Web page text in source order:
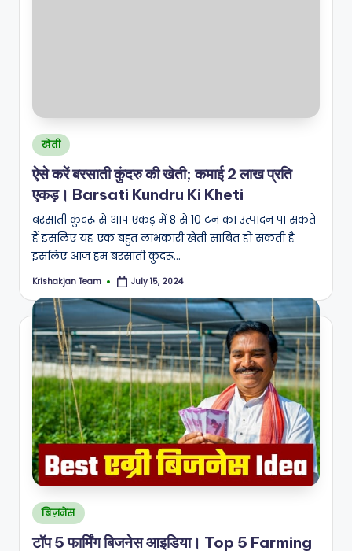
Posted
in
खेती
ऐसे करें बरसाती कुंदरु की खेती; कमाई 2 लाख प्रति
एकड़। Barsati Kundru Ki Kheti
बरसाती कुंदरू से आप एकड़ में 8 से 10 टन का उत्पादन पा सकते
हैं इसलिए यह एक बहुत लाभकारी खेती साबित हो सकती है
इसलिए आज हम बरसाती कुंदरू…
Posted
Krishakjan Team July 15, 2024
Posted
in
बिज़नेस
टॉप 5 फार्मिंग बिजनेस आइडिया। Top 5 Farming